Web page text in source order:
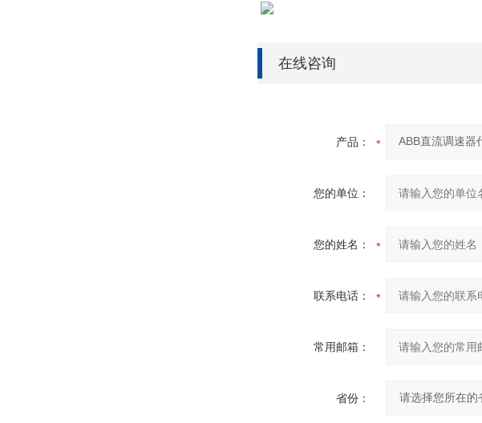
在线咨询
产品：
您的单位：
您的姓名：
联系电话：
常用邮箱：
省份：